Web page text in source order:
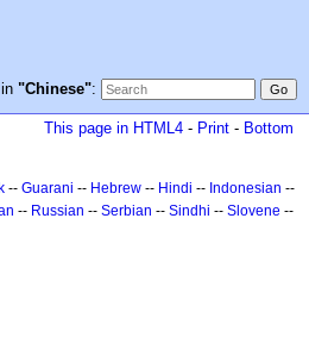
"Chinese":
This page in HTML4 - Print - Bottom
-- Guarani -- Hebrew -- Hindi -- Indonesian --
-- Russian -- Serbian -- Sindhi -- Slovene --